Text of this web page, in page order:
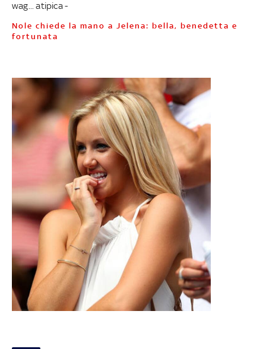
wag... atipica -
Nole chiede la mano a Jelena: bella, benedetta e
fortunata